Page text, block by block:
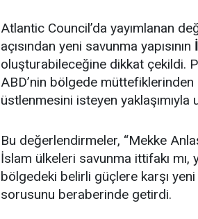
Atlantic Council’da yayımlanan
açısından yeni savunma yapısının
oluşturabileceğine dikkat çekildi.
ABD’nin bölgede
üstlenmesini isteyen
Bu değerlendirmeler, “Mekke
İslam ülkeleri savunma ittifakı
bölgedeki belirli güçlere karşı
sorusunu beraberinde getirdi.